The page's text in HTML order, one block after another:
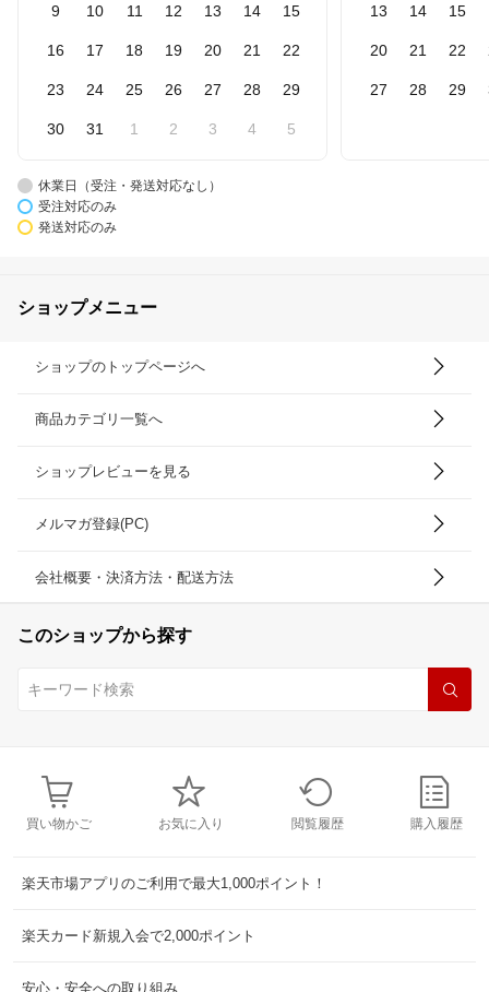
9 10 11 12 13 14 15
16 17 18 19 20 21 22
23 24 25 26 27 28 29
30 31 1 2 3 4 5
13 14 15
20 21 22
27 28 29
休業日（受注・発送対応なし）
受注対応のみ
発送対応のみ
ショップメニュー
ショップのトップページへ
商品カテゴリ一覧へ
ショップレビューを見る
メルマガ登録(PC)
会社概要・決済方法・配送方法
このショップから探す
買い物かご お気に入り 閲覧履歴 購入履歴
楽天市場アプリのご利用で最大1,000ポイント！
楽天カード新規入会で2,000ポイント
安心・安全への取り組み